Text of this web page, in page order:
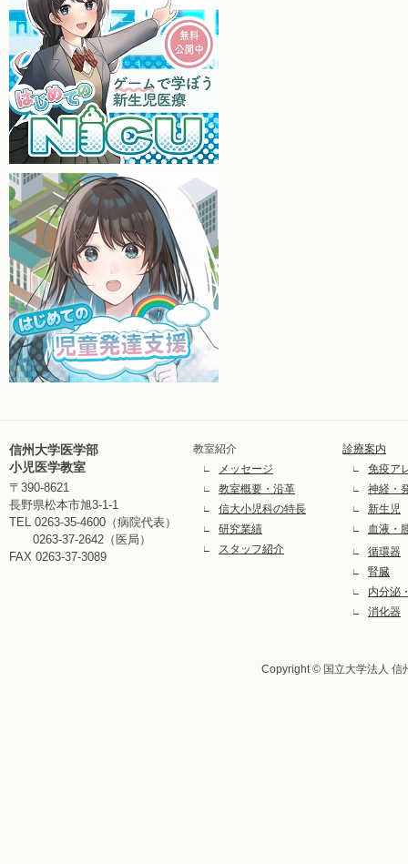
信州大学医学部
小児医学教室
〒390-8621
長野県松本市旭3-1-1
TEL 0263-35-4600（病院代表）
0263-37-2642（医局）
FAX 0263-37-3089
教室紹介
∟ メッセージ
∟ 教室概要・沿革
∟ 信大小児科の特長
∟ 研究業績
∟ スタッフ紹介
診療案内
∟ 免疫ア
∟ 神経・
∟ 新生児
∟ 血液・
∟ 循環器
∟ 腎臓
∟ 内分泌
∟ 消化器
Copyright © 国立大学法人 信